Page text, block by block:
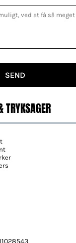
SEND
TRYKSAGER